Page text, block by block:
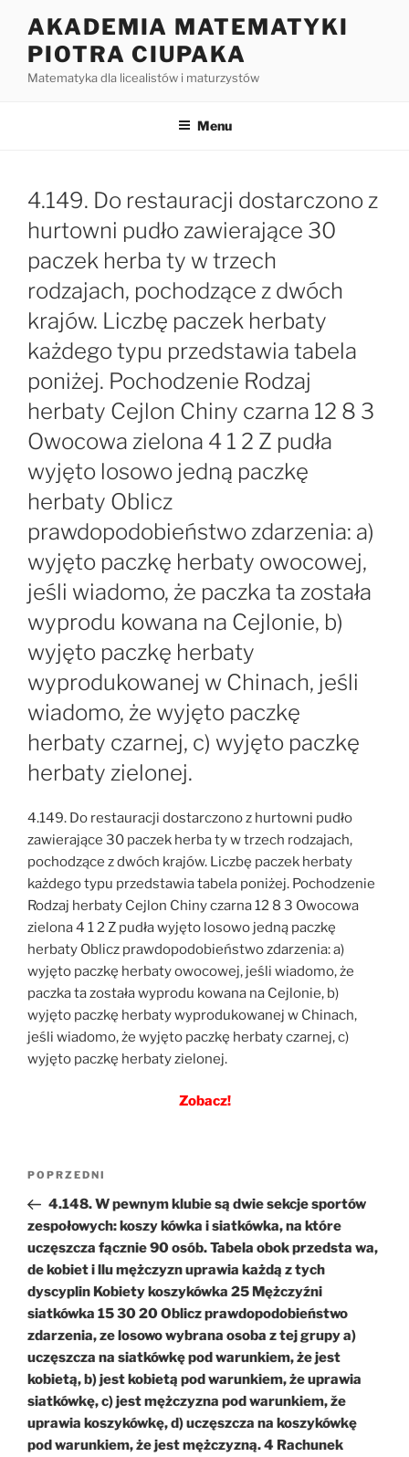
treści
AKADEMIA MATEMATYKI
PIOTRA CIUPAKA
Matematyka dla licealistów i maturzystów
Menu
4.149. Do restauracji dostarczono z
hurtowni pudło zawierające 30
paczek herba ty w trzech
rodzajach, pochodzące z dwóch
krajów. Liczbę paczek herbaty
każdego typu przedstawia tabela
poniżej. Pochodzenie Rodzaj
herbaty Cejlon Chiny czarna 12 8 3
Owocowa zielona 4 1 2 Z pudła
wyjęto losowo jedną paczkę
herbaty Oblicz
prawdopodobieństwo zdarzenia: a)
wyjęto paczkę herbaty owocowej,
jeśli wiadomo, że paczka ta została
wyprodu kowana na Cejlonie, b)
wyjęto paczkę herbaty
wyprodukowanej w Chinach, jeśli
wiadomo, że wyjęto paczkę
herbaty czarnej, c) wyjęto paczkę
herbaty zielonej.
4.149. Do restauracji dostarczono z hurtowni pudło
zawierające 30 paczek herba ty w trzech rodzajach,
pochodzące z dwóch krajów. Liczbę paczek herbaty
każdego typu przedstawia tabela poniżej. Pochodzenie
Rodzaj herbaty Cejlon Chiny czarna 12 8 3 Owocowa
zielona 4 1 2 Z pudła wyjęto losowo jedną paczkę
herbaty Oblicz prawdopodobieństwo zdarzenia: a)
wyjęto paczkę herbaty owocowej, jeśli wiadomo, że
paczka ta została wyprodu kowana na Cejlonie, b)
wyjęto paczkę herbaty wyprodukowanej w Chinach,
jeśli wiadomo, że wyjęto paczkę herbaty czarnej, c)
wyjęto paczkę herbaty zielonej.
Zobacz!
Nawigacja
Poprzedni
wpis
POPRZEDNI
4.148. W pewnym klubie są dwie sekcje sportów
zespołowych: koszy kówka i siatkówka, na które
uczęszcza fącznie 90 osób. Tabela obok przedsta wa,
de kobiet i llu mężczyzn uprawia każdą z tych
dyscyplin Kobiety koszykówka 25 Mężczyźni
siatkówka 15 30 20 Oblicz prawdopodobieństwo
zdarzenia, ze losowo wybrana osoba z tej grupy a)
uczęszcza na siatkówkę pod warunkiem, że jest
kobietą, b) jest kobietą pod warunkiem, że uprawia
siatkówkę, c) jest mężczyzna pod warunkiem, že
uprawia koszykówkę, d) uczęszcza na koszykówkę
pod warunkiem, że jest mężczyzną. 4 Rachunek